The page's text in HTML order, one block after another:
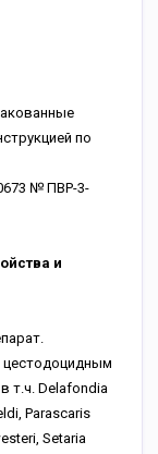
по
№ ПВР-3-
и
т.ч. Delafondia
Parascaris
Setaria